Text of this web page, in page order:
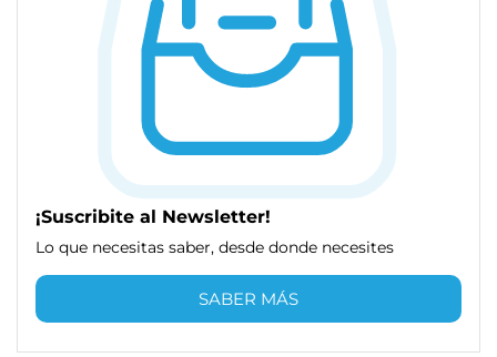
¡Suscribite al Newsletter!
Lo que necesitas saber, desde donde necesites
SABER MÁS